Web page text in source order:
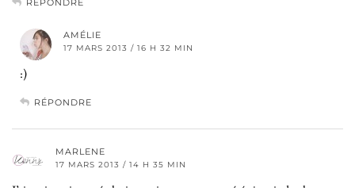
AMÉLIE
17 MARS 2013 / 16 H 32 MIN
:)
RÉPONDRE
MARLENE
17 MARS 2013 / 14 H 35 MIN